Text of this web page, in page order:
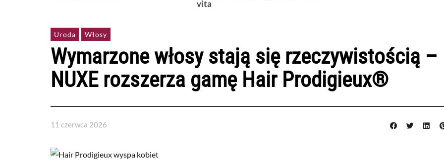
Uroda Włosy
Wymarzone włosy stają się rzeczywistością –
NUXE rozszerza gamę Hair Prodigieux®
11 czerwca 2026